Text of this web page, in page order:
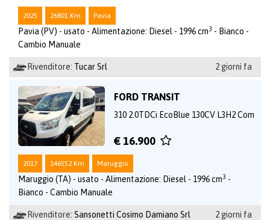
2025 26801 Km Pavia
Pavia (PV) - usato - Alimentazione: Diesel - 1996 cm3 - Bianco -
Cambio Manuale
Rivenditore: Tucar Srl 2 giorni fa
FORD TRANSIT
310 2.0TDCi EcoBlue 130CV L3H2 Com
€ 16.900
2017 146552 Km Maruggio
Maruggio (TA) - usato - Alimentazione: Diesel - 1996 cm3 -
Bianco - Cambio Manuale
Rivenditore: Sansonetti Cosimo Damiano Srl 2 giorni fa